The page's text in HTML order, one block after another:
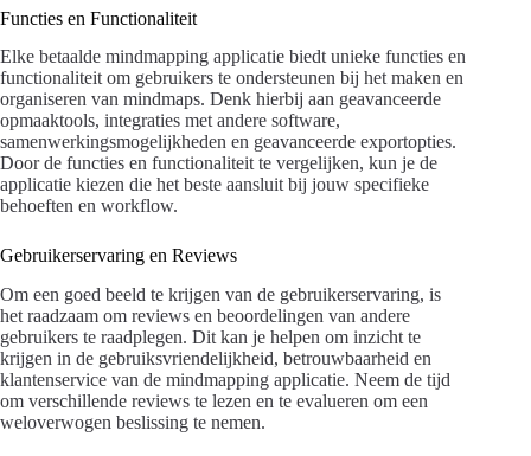
Functies en Functionaliteit
Elke betaalde mindmapping applicatie biedt unieke functies en
functionaliteit om gebruikers te ondersteunen bij het maken en
organiseren van mindmaps. Denk hierbij aan geavanceerde
opmaaktools, integraties met andere software,
samenwerkingsmogelijkheden en geavanceerde exportopties.
Door de functies en functionaliteit te vergelijken, kun je de
applicatie kiezen die het beste aansluit bij jouw specifieke
behoeften en workflow.
Gebruikerservaring en Reviews
Om een goed beeld te krijgen van de gebruikerservaring, is
het raadzaam om reviews en beoordelingen van andere
gebruikers te raadplegen. Dit kan je helpen om inzicht te
krijgen in de gebruiksvriendelijkheid, betrouwbaarheid en
klantenservice van de mindmapping applicatie. Neem de tijd
om verschillende reviews te lezen en te evalueren om een
weloverwogen beslissing te nemen.